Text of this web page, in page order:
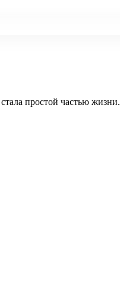
простой частью жизни.